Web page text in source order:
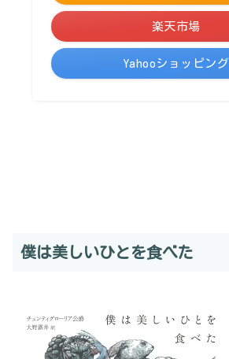
楽天市場
Yahooショッピング
僕は美しいひとを食べた